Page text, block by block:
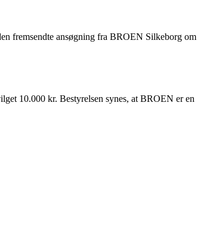
fremsendte ansøgning fra BROEN Silkeborg om
10.000 kr. Bestyrelsen synes, at BROEN er en